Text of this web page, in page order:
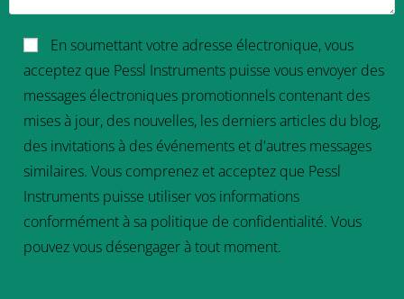
En soumettant votre adresse électronique, vous
acceptez que Pessl Instruments puisse vous envoyer des
messages électroniques promotionnels contenant des
mises à jour, des nouvelles, les derniers articles du blog,
des invitations à des événements et d'autres messages
similaires. Vous comprenez et acceptez que Pessl
Instruments puisse utiliser vos informations
conformément à sa politique de confidentialité. Vous
pouvez vous désengager à tout moment.